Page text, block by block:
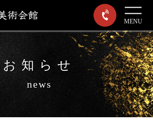
MENU
お知らせ
news